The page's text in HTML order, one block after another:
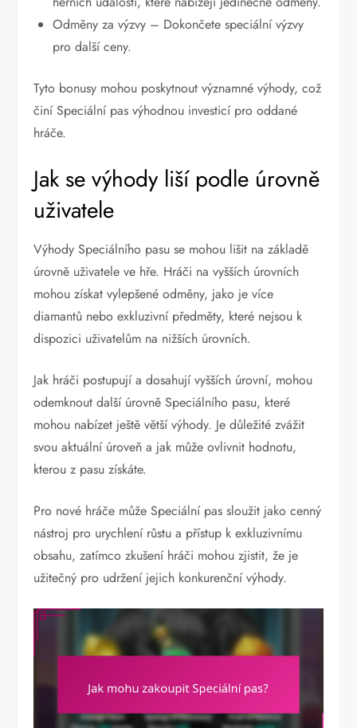
Odměny za výzvy – Dokončete speciální výzvy
pro další ceny.
Tyto bonusy mohou poskytnout významné výhody, což
činí Speciální pas výhodnou investicí pro oddané
hráče.
Jak se výhody liší podle úrovně
uživatele
Výhody Speciálního pasu se mohou lišit na základě
úrovně uživatele ve hře. Hráči na vyšších úrovních
mohou získat vylepšené odměny, jako je více
diamantů nebo exkluzivní předměty, které nejsou k
dispozici uživatelům na nižších úrovních.
Jak hráči postupují a dosahují vyšších úrovní, mohou
odemknout další úrovně Speciálního pasu, které
mohou nabízet ještě větší výhody. Je důležité zvážit
svou aktuální úroveň a jak může ovlivnit hodnotu,
kterou z pasu získáte.
Pro nové hráče může Speciální pas sloužit jako cenný
nástroj pro urychlení růstu a přístup k exkluzivnímu
obsahu, zatímco zkušení hráči mohou zjistit, že je
užitečný pro udržení jejich konkurenční výhody.